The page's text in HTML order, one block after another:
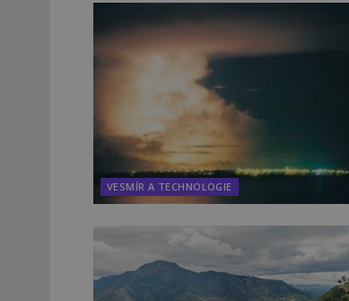
VESMÍR A TECHNOLOGIE